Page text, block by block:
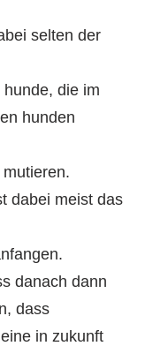
selten der
die im
hunden
dabei meist das
danach dann
dass
in zukunft